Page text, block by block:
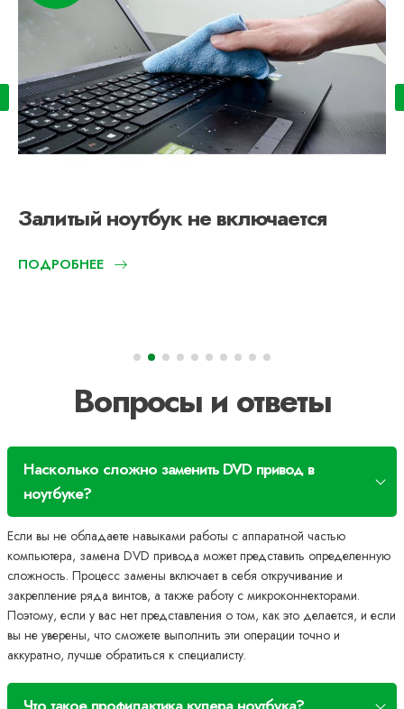
Залитый ноутбук не включается
ПОДРОБНЕЕ
Вопросы и ответы
Насколько сложно заменить DVD привод в
ноутбуке?
Если вы не обладаете навыками работы с аппаратной частью
компьютера, замена DVD привода может представить определенную
сложность. Процесс замены включает в себя откручивание и
закрепление ряда винтов, а также работу с микроконнекторами.
Поэтому, если у вас нет представления о том, как это делается, и если
вы не уверены, что сможете выполнить эти операции точно и
аккуратно, лучше обратиться к специалисту.